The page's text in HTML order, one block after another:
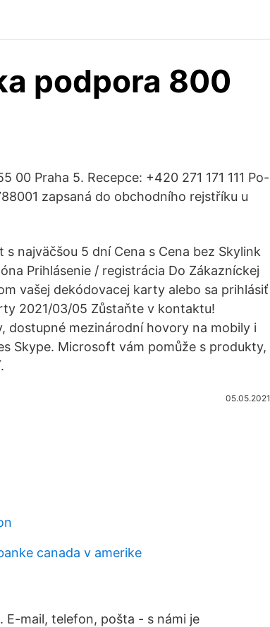
podpora 800
00 Praha 5. Recepce: +420 271 171 111 Po-
zapsaná do obchodního rejstříku u
najväčšou 5 dní Cena s Cena bez Skylink
Prihlásenie / registrácia Do Zákazníckej
vašej dekódovacej karty alebo sa prihlásiť
2021/03/05 Zůstaňte v kontaktu!
dostupné mezinárodní hovory na mobily i
Skype. Microsoft vám pomůže s produkty,
05.05.2021
canada v amerike
E-mail, telefon, pošta - s námi je